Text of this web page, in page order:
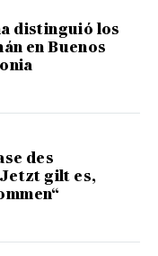
distinguió los
en Buenos
des
gilt es,